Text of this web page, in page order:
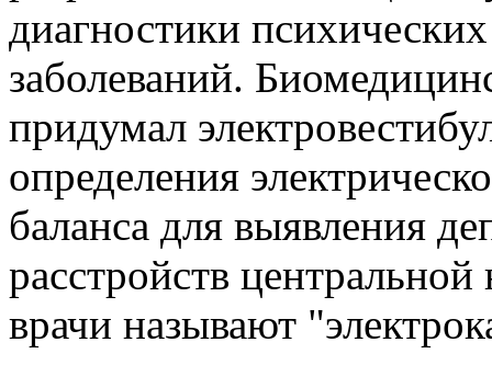
диагностики
заболеваний.
придумал
определения
баланса для выявления
расстройств
врачи называют